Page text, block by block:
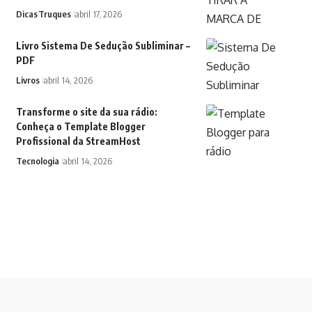
DicasTruques abril 17, 2026
Livro Sistema De Sedução Subliminar –
PDF
Livros abril 14, 2026
Transforme o site da sua rádio:
Conheça o Template Blogger
Profissional da StreamHost
Tecnologia abril 14, 2026